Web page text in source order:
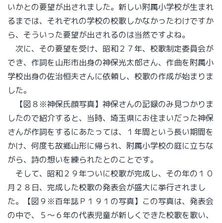
いかとの要望が出されました。新しい附属小学校が生まれ
るまでは、それぞれの学校の校歌しかなかったわけですか
ら、そういった要望が出されるのは当然ですよね。
次に、その要望を受け、昭和２７年、校歌制定委員会が
でき、作詞を山形市出身の神保光太郎さん、作曲を附属小
学校出身の佐治恒夫さんに依頼し、校歌の作成が始まりま
した。
【図８※神保氏顔写真】神保さんの記録のみ見つかりま
したので紹介すると、当時、埼玉県にお住まいだった神保
さんが作詞をするにあたっては、１年間という長い期間を
かけ、何度も故郷山形に帰られ、附属小学校の庭に立ちな
がら、詩の想いを練られたとのことです。
そして、昭和２９年ついに校歌が完成し、その年の１０
月２８日、完成した校歌の発表会が盛大に挙行されまし
た。【図９※百年誌Ｐ１９１の写真】この写真は、発表会
の中で、５～６年の代表児童が新しくできた校歌を歌い、